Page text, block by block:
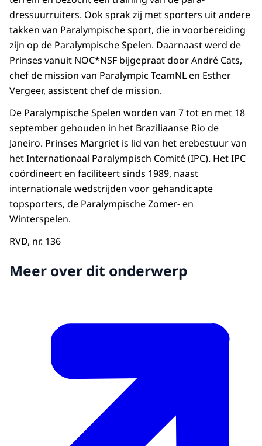
dressuurruiters. Ook sprak zij met sporters uit andere
takken van Paralympische sport, die in voorbereiding
zijn op de Paralympische Spelen. Daarnaast werd de
Prinses vanuit NOC*NSF bijgepraat door André Cats,
chef de mission van Paralympic TeamNL en Esther
Vergeer, assistent chef de mission.
De Paralympische Spelen worden van 7 tot en met 18
september gehouden in het Braziliaanse Rio de
Janeiro. Prinses Margriet is lid van het erebestuur van
het Internationaal Paralympisch Comité (IPC). Het IPC
coördineert en faciliteert sinds 1989, naast
internationale wedstrijden voor gehandicapte
topsporters, de Paralympische Zomer- en
Winterspelen.
RVD, nr. 136
Meer over dit onderwerp